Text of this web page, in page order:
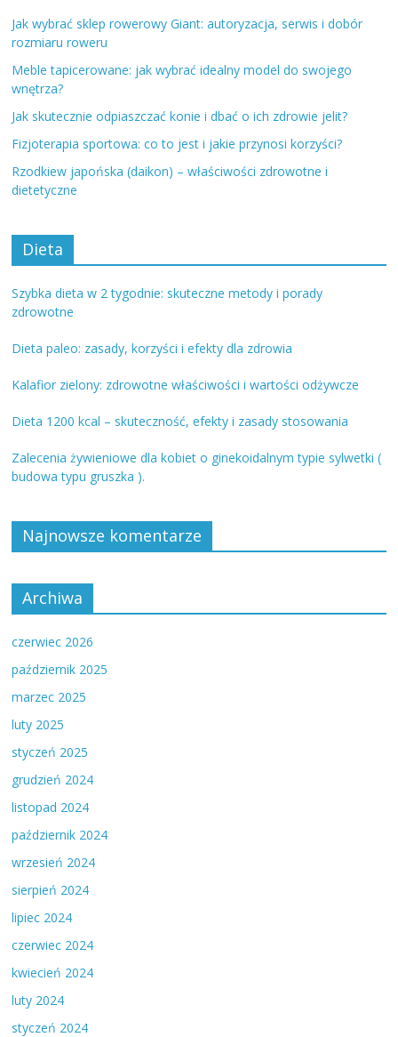
Jak wybrać sklep rowerowy Giant: autoryzacja, serwis i dobór
rozmiaru roweru
Meble tapicerowane: jak wybrać idealny model do swojego
wnętrza?
Jak skutecznie odpiaszczać konie i dbać o ich zdrowie jelit?
Fizjoterapia sportowa: co to jest i jakie przynosi korzyści?
Rzodkiew japońska (daikon) – właściwości zdrowotne i
dietetyczne
Dieta
Szybka dieta w 2 tygodnie: skuteczne metody i porady
zdrowotne
Dieta paleo: zasady, korzyści i efekty dla zdrowia
Kalafior zielony: zdrowotne właściwości i wartości odżywcze
Dieta 1200 kcal – skuteczność, efekty i zasady stosowania
Zalecenia żywieniowe dla kobiet o ginekoidalnym typie sylwetki (
budowa typu gruszka ).
Najnowsze komentarze
Archiwa
czerwiec 2026
październik 2025
marzec 2025
luty 2025
styczeń 2025
grudzień 2024
listopad 2024
październik 2024
wrzesień 2024
sierpień 2024
lipiec 2024
czerwiec 2024
kwiecień 2024
luty 2024
styczeń 2024